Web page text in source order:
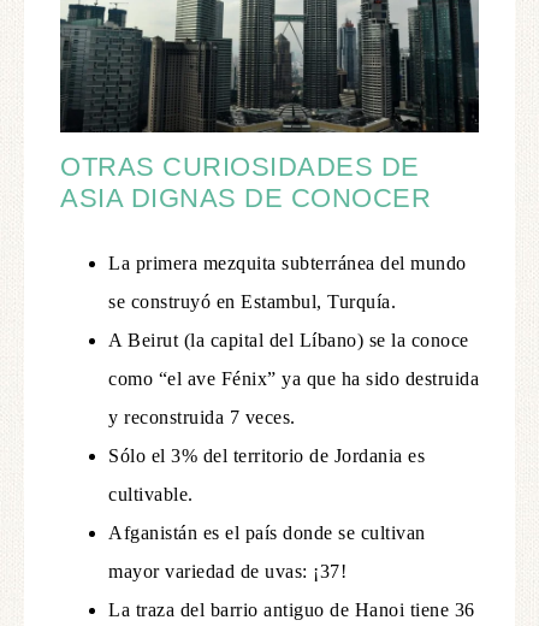
OTRAS CURIOSIDADES DE
ASIA DIGNAS DE CONOCER
La primera mezquita subterránea del mundo
se construyó en Estambul, Turquía.
A Beirut (la capital del Líbano) se la conoce
como “el ave Fénix” ya que ha sido destruida
y reconstruida 7 veces.
Sólo el 3% del territorio de Jordania es
cultivable.
Afganistán es el país donde se cultivan
mayor variedad de uvas: ¡37!
La traza del barrio antiguo de Hanoi tiene 36